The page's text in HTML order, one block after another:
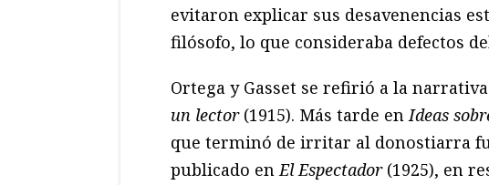
evitaron explicar sus desavenencias
filósofo, lo que consideraba defectos
Ortega y Gasset se refirió a la
un lector(1915). Más tarde enIdeas
que terminó de irritar al donostiarra
publicado enEl Espectador(1925), en